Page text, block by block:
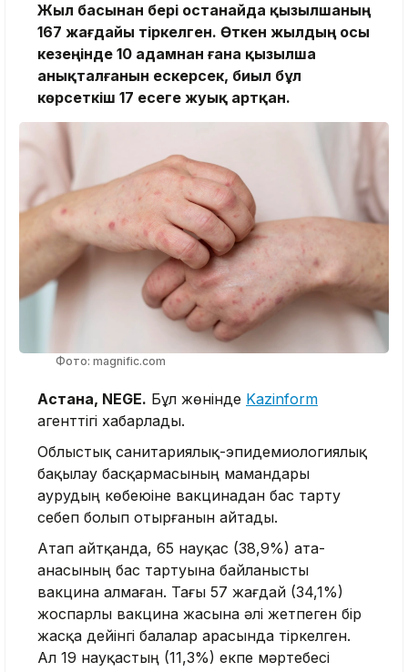
Жыл басынан бері Қостанайда қызылшаның
167 жағдайы тіркелген. Өткен жылдың осы
кезеңінде 10 адамнан ғана қызылша
анықталғанын ескерсек, биыл бұл
көрсеткіш 17 есеге жуық артқан.
Фото: magnific.com
Астана, NEGE. Бұл жөнінде Kazinform
агенттігі хабарлады.
Облыстық санитариялық-эпидемиологиялық
бақылау басқармасының мамандары
аурудың көбеюіне вакцинадан бас тарту
себеп болып отырғанын айтады.
Атап айтқанда, 65 науқас (38,9%) ата-
анасының бас тартуына байланысты
вакцина алмаған. Тағы 57 жағдай (34,1%)
жоспарлы вакцина жасына әлі жетпеген бір
жасқа дейінгі балалар арасында тіркелген.
Ал 19 науқастың (11,3%) екпе мәртебесі